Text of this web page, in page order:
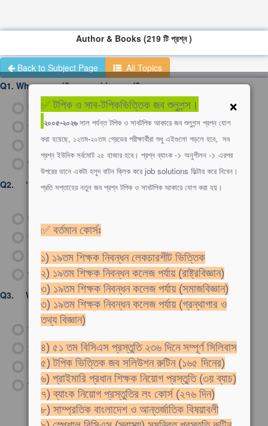
Author & Books (219 টি প্রশ্ন )
Back to Subject Page
All Topics
Q1. Who wrote 'Sons and Lovers'?
ক)
D.H. Lawrence
খ)
John Ruskin
গ)
Oliver Goldsmith
ঘ)
Rudyard Kipling
Q2.
‘The Rainbow’ is---
ক)
খ)
a short story by Somerset Maugham
গ)
a novel by D.H. Lawrence
ঘ)
a verse by Coleridge
Q3.
Who is the author of the novel “The Sun Also Rises“?
ক)
H. G. Wells
খ)
George Orwell
গ)
Ernest Hemingway
ঘ)
Thomas Hardy
×
✅ টপিক ও সাব-টপিকভিত্তিক জব শুলুশন্স।
২০০৫-২০২৬সাল পর্যন্ত টপিক ও সাবটপিক আকারে জব শুলুশন্স প্রশ্ন যোগ
করা হয়েছে, ১২তম-২০তম গ্রেডের পরীক্ষার্থীরা শুধু এইগুলো পড়লে হবে, সব
প্রশ্ন ইউনিক সর্বমোট ২৫ হাজার হবে। প্রশ্ন ব্যাংক -> অনুশীলন -> এরপর
উপরের ডানে একটা হলুদ বাটন ক্লিক করে job solutions ফিল্টার করে নিবেন।
প্রতি সপ্তাহের নতুন জব প্রশ্ন টপিক ও সাবটপিক আকারে যোগ করা হয়।
✅ বর্তমান কোর্সঃ
১) ১৯তম শিক্ষক নিবন্ধন লেকচারশীট ভিত্তিক
২) ১৯তম শিক্ষক নিবন্ধন কলেজ পর্যায় (রাষ্ট্রবিজ্ঞান)
৩) ১৯তম শিক্ষক নিবন্ধন কলেজ পর্যায় (সমাজবিজ্ঞান)
৩) ১৯তম শিক্ষক নিবন্ধন কলেজ পর্যায় (গ্রন্থাগার ও
তথ্য বিজ্ঞান)
৪) ৫১ তম বিসিএস প্রস্তুতি ২৩৬ দিনে সম্পূর্ণ সিলিবাস
৫) টপিক ভিত্তিক জব সলিউশন রুটিন (১৬৫ দিনের)
৬) প্রাইমারি প্রধান শিক্ষক নিয়োগ প্রস্তুতি (৩য় ব্যাচ)
৭) ব্যাংক নিয়োগ প্রস্তুতির লং কোর্স (২৭৬ দিন)
৮) সাম্প্রতিক বাংলাদেশ ও আন্তর্জাতিক বিষয়াবলী